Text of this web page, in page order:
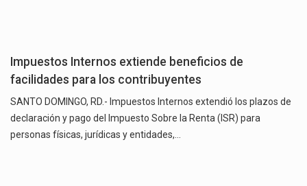
Impuestos Internos extiende beneficios de
facilidades para los contribuyentes
SANTO DOMINGO, RD.- Impuestos Internos extendió los plazos de
declaración y pago del Impuesto Sobre la Renta (ISR) para
personas físicas, jurídicas y entidades,…